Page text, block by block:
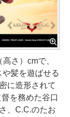
さ）cmで、
髪を遊ばせる
に造形されて
を務めた谷口
、C.C.のたお